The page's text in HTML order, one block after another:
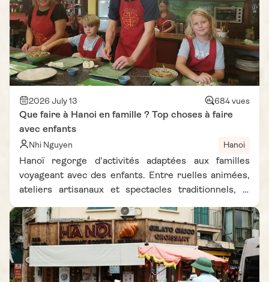
2026 July 13 684 vues
Que faire à Hanoi en famille ? Top choses à faire
avec enfants
Nhi Nguyen Hanoi
Hanoï regorge d'activités adaptées aux familles
voyageant avec des enfants. Entre ruelles animées,
ateliers artisanaux et spectacles traditionnels, la
pour petits et grands. Que faire à Hanoï en famille
? Cet article vous présente 10 activités
incontournables pour découvrir Hanoï avec des
enfants. Chacune permet de s'amuser, d'apprendre
et de découvrir la culture vietnamienne, afin de vivre